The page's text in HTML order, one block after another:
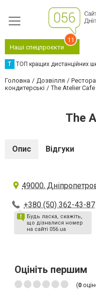
Наші спецпроєкти
11
Т ТОП кращих дистанційних
Головна Дозвілля
кондитерські
The Atelier Cafe
The
Опис Відгуки
49000,
+380 (50) 362-43-87
Будь ласка, скажіть,
що дізналися номер
на сайті 056.ua
Оцініть першим
(0